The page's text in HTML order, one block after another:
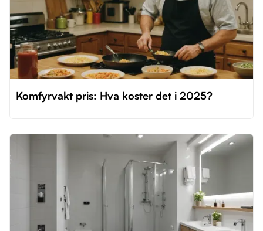
Komfyrvakt pris: Hva koster det i 2025?